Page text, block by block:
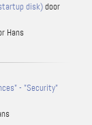
disk)door
Hans
- "Security"